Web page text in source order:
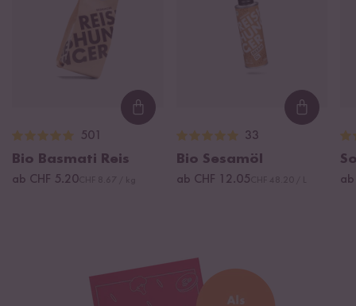
Loading...
501
Bio Basmati Reis
ab CHF 5.20
33
Bio Sesamöl
ab CHF 12.05 ab